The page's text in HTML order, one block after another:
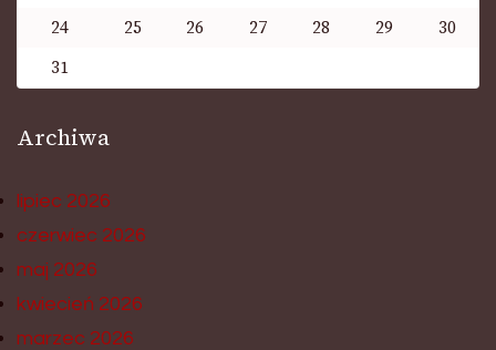
24
25 26 27 28 29
30
31
Archiwa
lipiec 2026
czerwiec 2026
maj 2026
kwiecień 2026
marzec 2026